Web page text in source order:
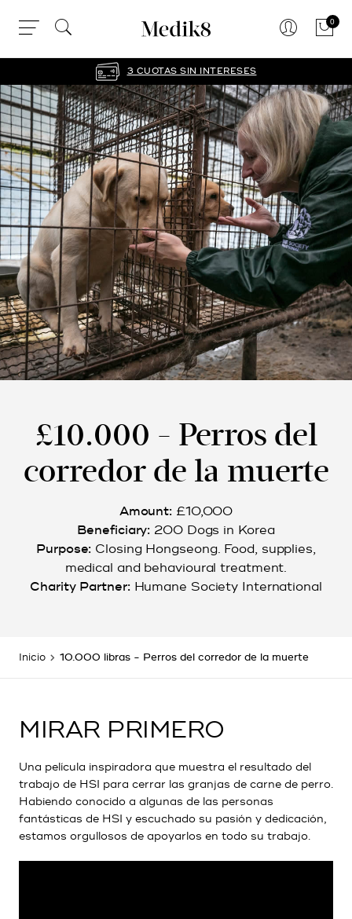
0
3 CUOTAS SIN INTERESES
£10.000 - Perros del
corredor de la muerte
Amount: £10,000
Beneficiary: 200 Dogs in Korea
Purpose: Closing Hongseong. Food, supplies,
medical and behavioural treatment.
Charity Partner:Humane Society International
Inicio 10.000 libras - Perros del corredor de la muerte
MIRAR PRIMERO
Una película inspiradora que muestra el resultado del
trabajo de HSI para cerrar las granjas de carne de perro.
Habiendo conocido a algunas de las personas
fantásticas de HSI y escuchado su pasión y dedicación,
estamos orgullosos de apoyarlos en todo su trabajo.